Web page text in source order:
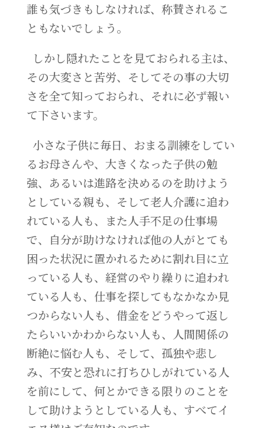
誰も気づきもしなければ、称賛されるこ
ともないでしょう。
しかし隠れたことを見ておられる主は、
その大変さと苦労、そしてその事の大切
さを全て知っておられ、それに必ず報い
て下さいます。
小さな子供に毎日、おまる訓練をしてい
るお母さんや、大きくなった子供の勉
強、あるいは進路を決めるのを助けよう
としている親も、そして老人介護に追わ
れている人も、また人手不足の仕事場
で、自分が助けなければ他の人がとても
困った状況に置かれるために割れ目に立
っている人も、経営のやり繰りに追われ
ている人も、仕事を探してもなかなか見
つからない人も、借金をどうやって返し
たらいいかわからない人も、人間関係の
断絶に悩む人も、そして、孤独や悲し
み、不安と恐れに打ちひしがれている人
を前にして、何とかできる限りのことを
して助けようとしている人も、すべてイ